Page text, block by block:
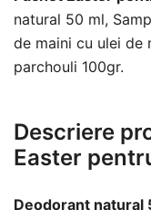
natural 50 ml,
de maini cu ulei de
parchouli 100gr.
Descriere
Easter
Deodorant natural